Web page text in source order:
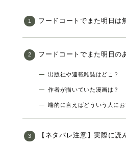
フードコートでまた明日は
フードコートでまた明日の
出版社や連載雑誌はどこ？
作者が描いていた漫画は？
端的に言えばどういう人に
【ネタバレ注意】実際に読